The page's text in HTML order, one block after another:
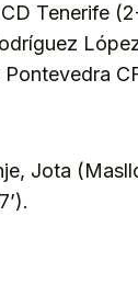
Tenerife
Jota